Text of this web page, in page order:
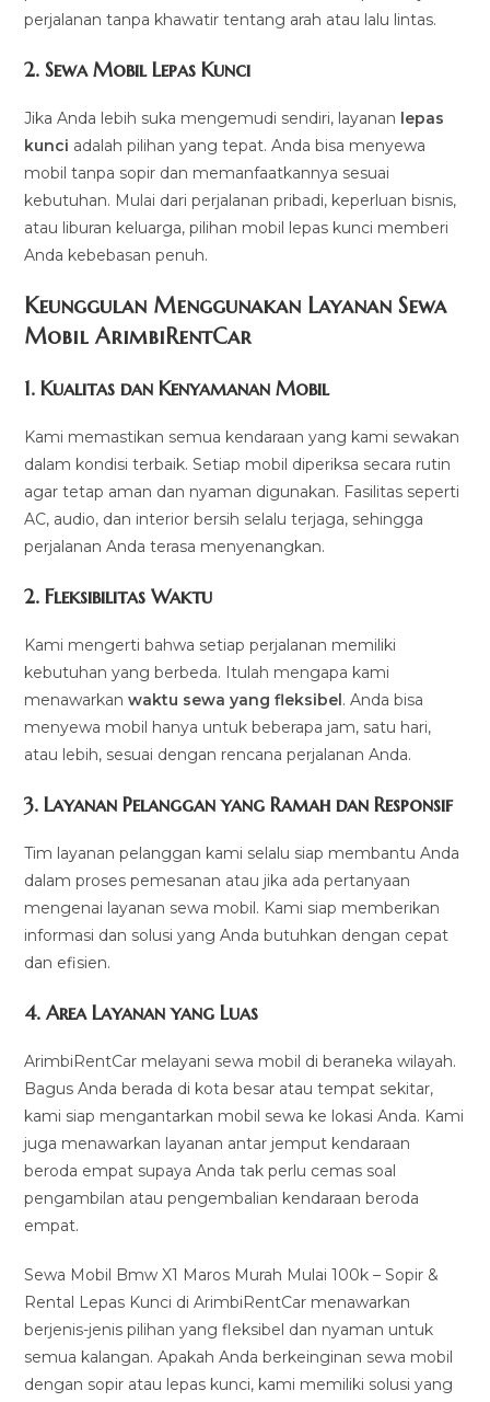
perjalanan tanpa khawatir tentang arah atau lalu lintas.
2.Sewa Mobil Lepas Kunci
Jika Anda lebih suka mengemudi sendiri, layanan lepas
kunci adalah pilihan yang tepat. Anda bisa menyewa
mobil tanpa sopir dan memanfaatkannya sesuai
kebutuhan. Mulai dari perjalanan pribadi, keperluan bisnis,
atau liburan keluarga, pilihan mobil lepas kunci memberi
Anda kebebasan penuh.
Keunggulan Menggunakan Layanan Sewa
Mobil ArimbiRentCar
1.Kualitas dan Kenyamanan Mobil
Kami memastikan semua kendaraan yang kami sewakan
dalam kondisi terbaik. Setiap mobil diperiksa secara rutin
agar tetap aman dan nyaman digunakan. Fasilitas seperti
AC, audio, dan interior bersih selalu terjaga, sehingga
perjalanan Anda terasa menyenangkan.
2.Fleksibilitas Waktu
Kami mengerti bahwa setiap perjalanan memiliki
kebutuhan yang berbeda. Itulah mengapa kami
menawarkanwaktu sewa yang fleksibel. Anda bisa
menyewa mobil hanya untuk beberapa jam, satu hari,
atau lebih, sesuai dengan rencana perjalanan Anda.
3.Layanan Pelanggan yang Ramah dan Responsif
Tim layanan pelanggan kami selalu siap membantu Anda
dalam proses pemesanan atau jika ada pertanyaan
mengenai layanan sewa mobil. Kami siap memberikan
informasi dan solusi yang Anda butuhkan dengan cepat
dan efisien.
4.Area Layanan yang Luas
ArimbiRentCar melayani sewa mobil di beraneka wilayah.
Bagus Anda berada di kota besar atau tempat sekitar,
kami siap mengantarkan mobil sewa ke lokasi Anda. Kami
juga menawarkan layanan antar jemput kendaraan
beroda empat supaya Anda tak perlu cemas soal
pengambilan atau pengembalian kendaraan beroda
empat.
Sewa Mobil Bmw X1 Maros Murah Mulai 100k – Sopir &
Rental Lepas Kunci di ArimbiRentCar menawarkan
berjenis-jenis pilihan yang fleksibel dan nyaman untuk
semua kalangan. Apakah Anda berkeinginan sewa mobil
dengan sopir atau lepas kunci, kami memiliki solusi yang